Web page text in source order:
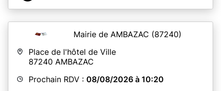
Mairie de AMBAZAC (87240)
Place de l'hôtel de Ville
87240 AMBAZAC
Prochain RDV : 08/08/2026 à 10:20